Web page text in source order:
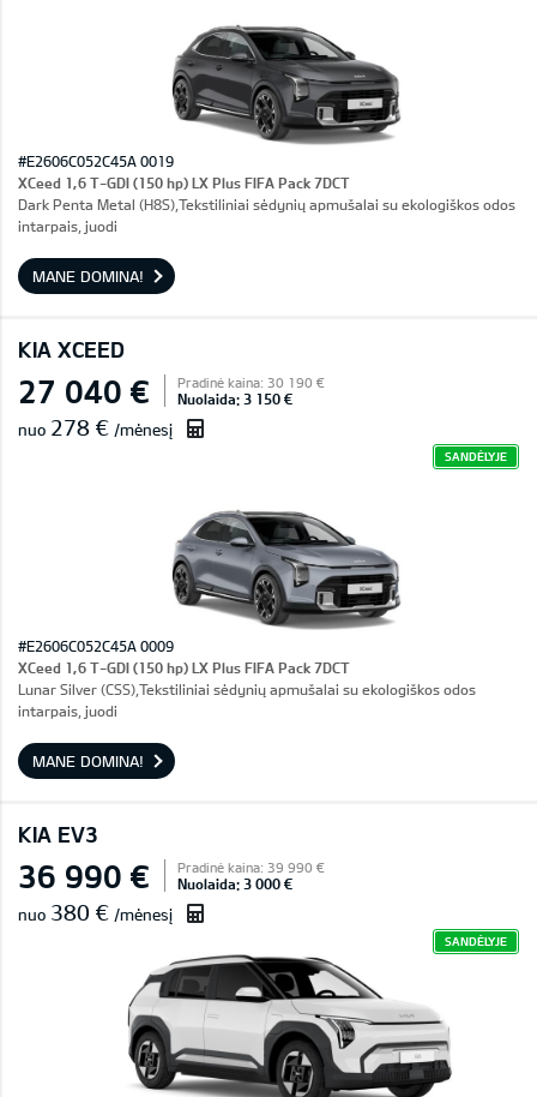
#E2606C052C45A 0019
XCeed 1,6 T-GDI (150 hp) LX Plus FIFA Pack 7DCT
Dark Penta Metal (H8S),Tekstiliniai sėdynių apmušalai su ekologiškos odos
intarpais, juodi
MANE DOMINA!
KIA XCEED
27 040 € Pradinė kaina: 30 190 €
Nuolaida: 3 150 €
nuo 278 € /mėnesį
SANDĖLYJE
#E2606C052C45A 0009
XCeed 1,6 T-GDI (150 hp) LX Plus FIFA Pack 7DCT
Lunar Silver (CSS),Tekstiliniai sėdynių apmušalai su ekologiškos odos
intarpais, juodi
MANE DOMINA!
KIA EV3
36 990 € Pradinė kaina: 39 990 €
Nuolaida: 3 000 €
nuo 380 € /mėnesį
SANDĖLYJE